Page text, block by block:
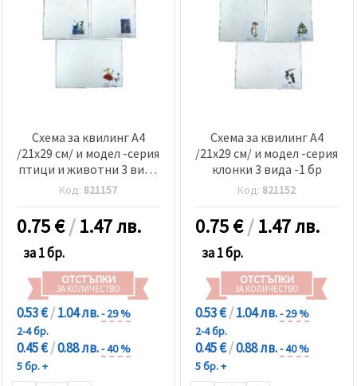
Схема за квилинг А4
/21x29 см/ и модел -серия
птици и животни 3 вида
-1 бр
Код: 821157
0.75€/1.47 лв.
за 1 бр.
ОТСТЪПКИ
ЗА КОЛИЧЕСТВО
0.53 €/1.04 лв.- 29 %
2-4 бр.
0.45 €/0.88 лв.- 40 %
5 бр. +
Схема за квилинг А4
/21x29 см/ и модел -серия
клонки 3 вида -1 бр
Код: 821152
0.75€/1.47 лв.
за 1 бр.
ОТСТЪПКИ
ЗА КОЛИЧЕСТВО
0.53 €/1.04 лв.- 29 %
2-4 бр.
0.45 €/0.88 лв.- 40 %
5 бр. +